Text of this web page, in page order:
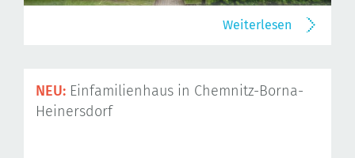
Weiterlesen
NEU: Einfamilienhaus in Chemnitz-Borna-
Heinersdorf